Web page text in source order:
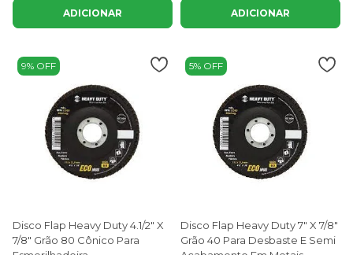
ADICIONAR ADICIONAR
9% OFF
Disco Flap Heavy Duty 4.1/2" X
7/8" Grão 80 Cônico Para
5% OFF
Disco Flap Heavy Duty 7" X 7/8"
Grão 40 Para Desbaste E Semi